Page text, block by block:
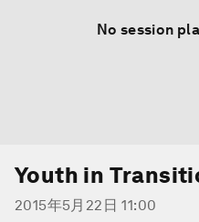
No session
Youth in
2015年5月22日 11:00